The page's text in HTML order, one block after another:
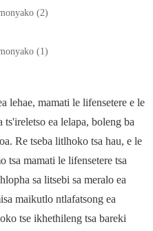
lehae, mamati le lifensetere e le
ea lelapa, boleng ba
Re tseba litlhoko tsa hau, e le
tsa mamati le lifensetere tsa
sa litsebi sa meralo ea
maikutlo ntlafatsong ea
tse ikhethileng tsa bareki